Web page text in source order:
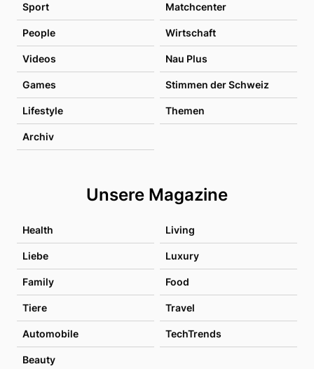
Sport Matchcenter
People Wirtschaft
Videos Nau Plus
Games Stimmen der Schweiz
Lifestyle Themen
Archiv
Unsere Magazine
Health Living
Liebe Luxury
Family Food
Tiere Travel
Automobile TechTrends
Beauty